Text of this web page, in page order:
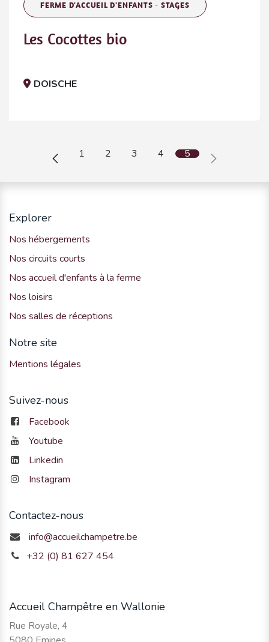
FERME D'ACCUEIL D'ENFANTS - STAGES
Les Cocottes bio
DOISCHE
1 2 3 4 5
Explorer
Nos hébergements
Nos circuits courts
Nos accueil d'enfants à la ferme
Nos loisirs
Nos salles de réceptions
Notre site
Mentions légales
Suivez-nous
Facebook
Youtube
Linkedin
Instagram
Contactez-nous
info@accueilchampetre.be
+32 (0) 81 627 454
Accueil Champêtre en Wallonie
Rue Royale, 4